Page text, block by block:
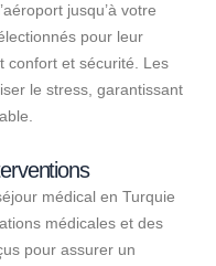
jusqu’à votre
pour leur
confort et sécurité. Les
le stress, garantissant
médical en Turquie
médicales et des
pour assurer un